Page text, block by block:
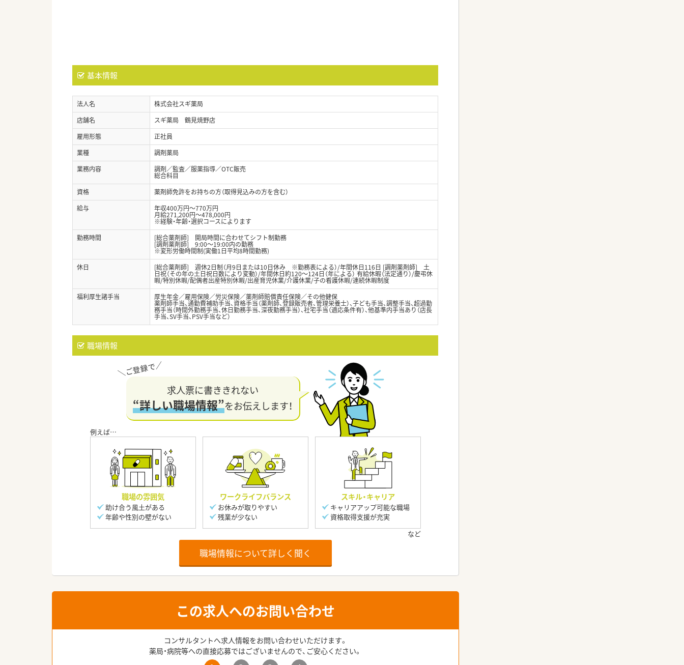
基本情報
法人名
株式会社スギ薬局
店舗名
スギ薬局 鶴見焼野店
雇用形態
正社員
業種
調剤薬局
業務内容
調剤／監査／服薬指導／OTC販売
総合科目
資格
薬剤師免許をお持ちの方（取得見込みの方を含む）
給与
年収400万円～770万円
月給271,200円～478,000円
※経験・年齢・選択コースによります
勤務時間
[総合薬剤師] 開局時間に合わせてシフト制勤務
[調剤薬剤師] 9:00～19:00内の勤務
※変形労働時間制(実働1日平均8時間勤務)
休日
[総合薬剤師] 週休2日制（月9日または10日休み ※勤務表による）/年間休日116日 [調剤薬剤師] 土
日祝（その年の土日祝日数により変動）/年間休日約120～124日（年による） 有給休暇（法定通り）/慶弔休
暇/特別休暇/配偶者出産特別休暇/出産育児休業/介護休業/子の看護休暇/連続休暇制度
福利厚生諸手当
厚生年金／雇用保険／労災保険／薬剤師賠償責任保険／その他健保
薬剤師手当、通勤費補助手当、資格手当（薬剤師、登録販売者、管理栄養士）、子ども手当、調整手当、超過勤
務手当（時間外勤務手当、休日勤務手当、深夜勤務手当）、社宅手当（適応条件有）、他基準内手当あり（店長
手当、SV手当、PSV手当など）
職場情報
求人票に書ききれない
“詳しい職場情報”をお伝えします！
職場の雰囲気
助け合う風土がある
年齢や性別の壁がない
ワークライフバランス
お休みが取りやすい
残業が少ない
スキル・キャリア
キャリアアップ可能な職場
資格取得支援が充実
職場情報について詳しく聞く
この求人へのお問い合わせ
コンサルタントへ求人情報をお問い合わせいただけます。
薬局・病院等への直接応募ではございませんので、ご安心ください。